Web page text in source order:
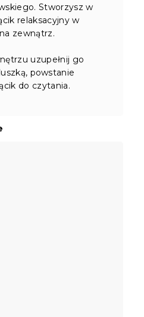
Stworzysz w
relaksacyjny w
zewnątrz.
uzupełnij go
powstanie
do czytania.